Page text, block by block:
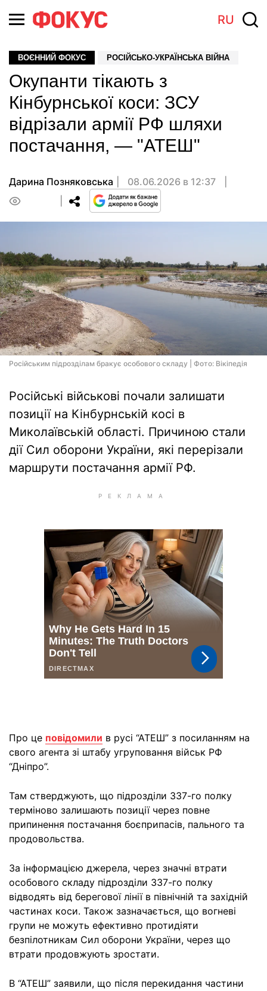
RU
ВОЄННИЙ ФОКУС РОСІЙСЬКО-УКРАЇНСЬКА ВІЙНА
Окупанти тікають з
Кінбурнської коси: ЗСУ
відрізали армії РФ шляхи
постачання, — "АТЕШ"
Дарина Позняковська
08.06.2026 в 12:37
Російським підрозділам бракує особового складу | Фото: Вiкiпедiя
Російські військові почали залишати
позиції на Кінбурнській косі в
Миколаївській області. Причиною стали
дії Сил оборони України, які перерізали
маршрути постачання армії РФ.
Про це повідомили в русі “АТЕШ” з посиланням на
свого агента зі штабу угруповання військ РФ
“Дніпро”.
Там стверджують, що підрозділи 337-го полку
терміново залишають позиції через повне
припинення постачання боєприпасів, пального та
продовольства.
За інформацією джерела, через значні втрати
особового складу підрозділи 337-го полку
відводять від берегової лінії в північній та західній
частинах коси. Також зазначається, що вогневі
групи не можуть ефективно протидіяти
безпілотникам Сил оборони України, через що
втрати продовжують зростати.
В “АТЕШ” заявили, що після перекидання частини